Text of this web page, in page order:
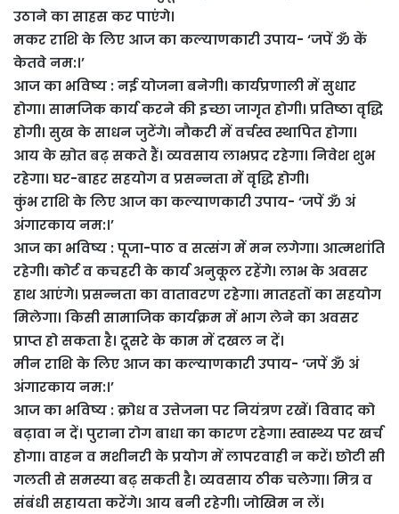
उठाने का साहस कर पाएंगे।
मकर राशि के लिए आज का कल्याणकारी उपाय- ‘जपें ॐ कें
केतवे नम:।’
आज का भविष्य : नई योजना बनेगी। कार्यप्रणाली में सुधार
होगा। सामजिक कार्य करने की इच्छा जागृत होगी। प्रतिष्ठा वृद्धि
होगी। सुख के साधन जुटेंगे। नौकरी में वर्चस्व स्थापित होगा।
आय के स्रोत बढ़ सकते हैं। व्यवसाय लाभप्रद रहेगा। निवेश शुभ
रहेगा। घर-बाहर सहयोग व प्रसन्नता में वृद्धि होगी।
कुंभ राशि के लिए आज का कल्याणकारी उपाय- ‘जपें ॐ अं
अंगारकाय नम:।’
आज का भविष्य : पूजा-पाठ व सत्संग में मन लगेगा। आत्मशांति
रहेगी। कोर्ट व कचहरी के कार्य अनुकूल रहेंगे। लाभ के अवसर
हाथ आएंगे। प्रसन्नता का वातावरण रहेगा। मातहतों का सहयोग
मिलेगा। किसी सामाजिक कार्यक्रम में भाग लेने का अवसर
प्राप्त हो सकता है। दूसरे के काम में दखल न दें।
मीन राशि के लिए आज का कल्याणकारी उपाय- ‘जपें ॐ अं
अंगारकाय नम:।’
आज का भविष्य : क्रोध व उत्तेजना पर नियंत्रण रखें। विवाद को
बढ़ावा न दें। पुराना रोग बाधा का कारण रहेगा। स्वास्थ्य पर खर्च
होगा। वाहन व मशीनरी के प्रयोग में लापरवाही न करें। छोटी सी
गलती से समस्या बढ़ सकती है। व्यवसाय ठीक चलेगा। मित्र व
संबंधी सहायता करेंगे। आय बनी रहेगी। जोखिम न लें।